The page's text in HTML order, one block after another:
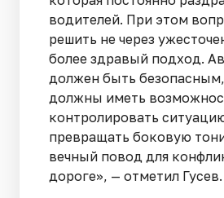
водителей. При этом
решить не через
более здравый подход.
должен быть
должны иметь
контролировать
превращать боковую
вечный повод для
дороге», — отметил Гусев.